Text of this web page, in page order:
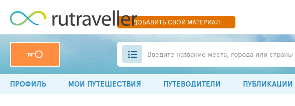
ДОБАВИТЬСВОЙ МАТЕРИАЛ
Введите название места, города или страны
ПРОФИЛЬ МОИ ПУТЕШЕСТВИЯ ПУТЕВОДИТЕЛИ ПУБЛИКАЦИИ